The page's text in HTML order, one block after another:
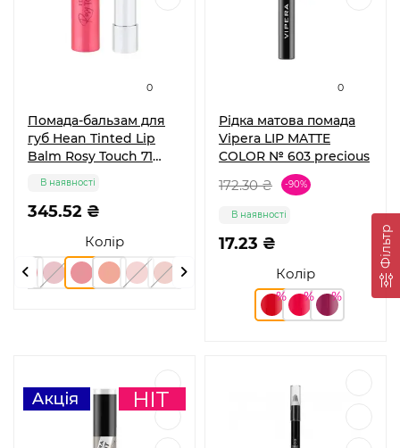
Фільтр
0
Помада-бальзам для
губ Hean Tinted Lip
Balm Rosy Touch 71
Колір
345.52 ₴
В наявності
0
Рідка матова помада
Vipera LIP MATTE
COLOR № 603 precious
Колір
172.30 ₴ -90%
17.23 ₴
В наявності